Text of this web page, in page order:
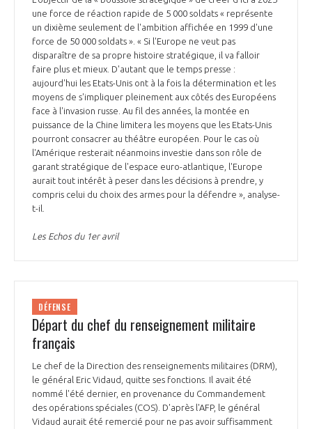
une force de réaction rapide de 5 000 soldats « représente
un dixième seulement de l'ambition affichée en 1999 d'une
force de 50 000 soldats ». « Si l'Europe ne veut pas
disparaître de sa propre histoire stratégique, il va falloir
faire plus et mieux. D'autant que le temps presse :
aujourd'hui les Etats-Unis ont à la fois la détermination et les
moyens de s'impliquer pleinement aux côtés des Européens
face à l'invasion russe. Au fil des années, la montée en
puissance de la Chine limitera les moyens que les Etats-Unis
pourront consacrer au théâtre européen. Pour le cas où
l'Amérique resterait néanmoins investie dans son rôle de
garant stratégique de l'espace euro-atlantique, l'Europe
aurait tout intérêt à peser dans les décisions à prendre, y
compris celui du choix des armes pour la défendre », analyse-
t-il.
Les Echos du 1er avril
DÉFENSE
Départ du chef du renseignement militaire
français
Le chef de la Direction des renseignements militaires (DRM),
le général Eric Vidaud, quitte ses fonctions. Il avait été
nommé l'été dernier, en provenance du Commandement
des opérations spéciales (COS). D'après l'AFP, le général
Vidaud aurait été remercié pour ne pas avoir suffisamment